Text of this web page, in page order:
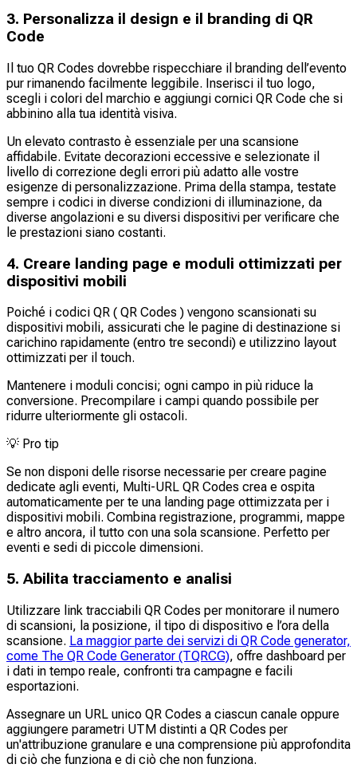
3. Personalizza il design e il branding di QR
Code
Il tuo QR Codes dovrebbe rispecchiare il branding dell’evento
pur rimanendo facilmente leggibile. Inserisci il tuo logo,
scegli i colori del marchio e aggiungi cornici QR Code che si
abbinino alla tua identità visiva.
Un elevato contrasto è essenziale per una scansione
affidabile. Evitate decorazioni eccessive e selezionate il
livello di correzione degli errori più adatto alle vostre
esigenze di personalizzazione. Prima della stampa, testate
sempre i codici in diverse condizioni di illuminazione, da
diverse angolazioni e su diversi dispositivi per verificare che
le prestazioni siano costanti.
4. Creare landing page e moduli ottimizzati per
dispositivi mobili
Poiché i codici QR ( QR Codes ) vengono scansionati su
dispositivi mobili, assicurati che le pagine di destinazione si
carichino rapidamente (entro tre secondi) e utilizzino layout
ottimizzati per il touch.
Mantenere i moduli concisi; ogni campo in più riduce la
conversione. Precompilare i campi quando possibile per
ridurre ulteriormente gli ostacoli.
💡 Pro tip
Se non disponi delle risorse necessarie per creare pagine
dedicate agli eventi, Multi-URL QR Codes crea e ospita
automaticamente per te una landing page ottimizzata per i
dispositivi mobili. Combina registrazione, programmi, mappe
e altro ancora, il tutto con una sola scansione. Perfetto per
eventi e sedi di piccole dimensioni.
5. Abilita tracciamento e analisi
Utilizzare link tracciabili QR Codes per monitorare il numero
di scansioni, la posizione, il tipo di dispositivo e l’ora della
scansione. La maggior parte dei servizi di QR Code generator,
come The QR Code Generator (TQRCG), offre dashboard per
i dati in tempo reale, confronti tra campagne e facili
esportazioni.
Assegnare un URL unico QR Codes a ciascun canale oppure
aggiungere parametri UTM distinti a QR Codes per
un'attribuzione granulare e una comprensione più approfondita
di ciò che funziona e di ciò che non funziona.